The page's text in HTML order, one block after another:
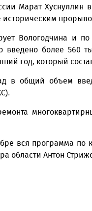
Марат Хуснуллин
историческим
Вологодчина и по
введено более 560
год, который
в общий объем
вся программа по
области Антон